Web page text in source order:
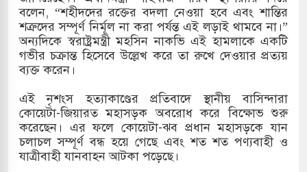
বলেন, “শহীদদের রক্তের বদলা নেওয়া হবে এবং শান্তির
শত্রুদের সম্পূর্ণ নির্মূল না করা পর্যন্ত এই লড়াই থামবে না।”
অন্যদিকে স্বরাষ্ট্রমন্ত্রী মহসিন নাকভি এই হামলাকে একটি
গভীর চক্রান্ত হিসেবে উল্লেখ করে তা রুখে দেওয়ার প্রত্যয়
ব্যক্ত করেন।
এই নৃশংস হত্যাকাণ্ডের প্রতিবাদে স্থানীয় বাসিন্দারা
কোয়েটা-জিয়ারত মহাসড়ক অবরোধ করে বিক্ষোভ শুরু
করেছেন। এর ফলে কোয়েটা-ঝব প্রধান মহাসড়কে যান
চলাচল সম্পূর্ণ বন্ধ হয়ে গেছে এবং শত শত পণ্যবাহী ও
যাত্রীবাহী যানবাহন আটকা পড়েছে।